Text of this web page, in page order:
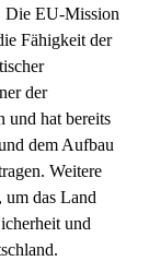
Die EU-Mission
Fähigkeit der
der
und hat bereits
dem Aufbau
Weitere
um das Land
und